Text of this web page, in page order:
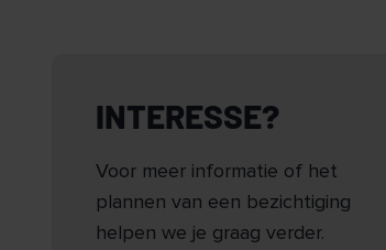
INTERESSE?
Voor meer informatie of het
plannen van een bezichtiging
helpen we je graag verder.